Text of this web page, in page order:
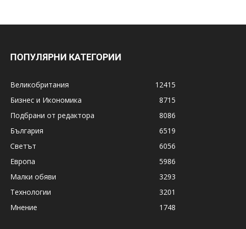
ПОПУЛЯРНИ КАТЕГОРИИ
Великобритания
12415
Бизнес и Икономика
8715
Подбрани от редактора
8086
България
6519
Светът
6056
Европа
5986
Малки обяви
3293
Технологии
3201
Мнение
1748